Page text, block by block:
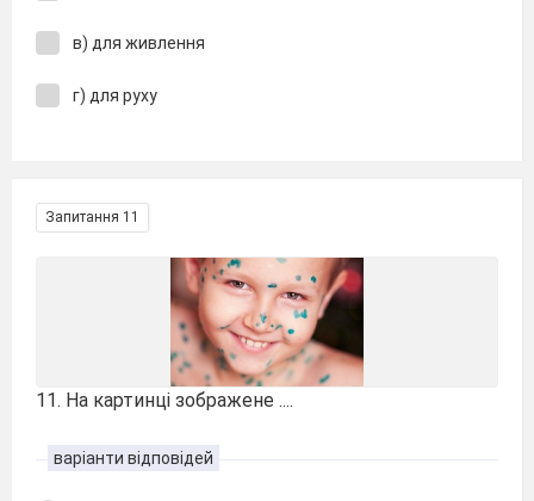
в) для живлення
г) для руху
Запитання 11
11. На картинці зображене ....
варіанти відповідей